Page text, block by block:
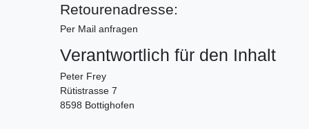
Retourenadresse:
Per Mail anfragen
Verantwortlich für den Inhalt
Peter Frey
Rütistrasse 7
8598 Bottighofen